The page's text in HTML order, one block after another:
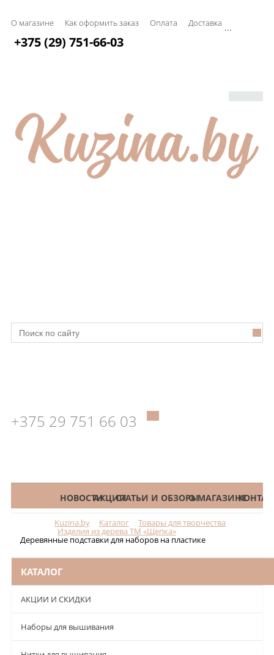
О магазине Как оформить заказ Оплата Доставка ...
+375 (29) 751-66-03
+375 29 751 66 03
КАТАЛОГНОВОСТИАКЦИИСТАТЬИ И ОБЗОРЫО МАГАЗИНЕ
Kuzina.by Каталог Товары для творчества
Изделия из дерева ТМ «Щепка»
Деревянные подставки для наборов на пластике
КАТАЛОГ
АКЦИИ И СКИДКИ
Наборы для вышивания